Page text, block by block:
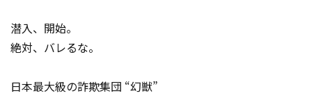
潜入、開始。
絶対、バレるな。
日本最大級の詐欺集団 “幻獣”